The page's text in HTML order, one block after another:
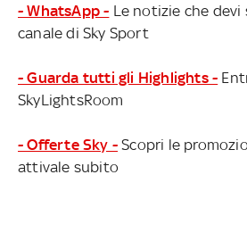
- WhatsApp - Le notizie che devi
canale di Sky Sport
- Guarda tutti gli Highlights -
SkyLightsRoom
- Offerte Sky - Scopri le
attivale subito